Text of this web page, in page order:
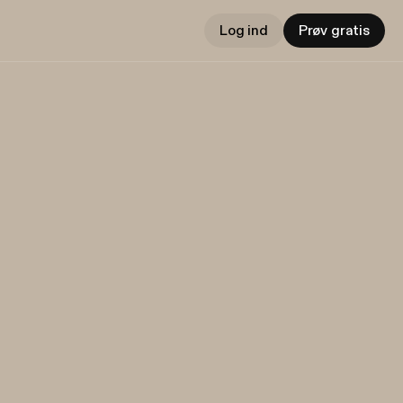
Log ind Prøv gratis